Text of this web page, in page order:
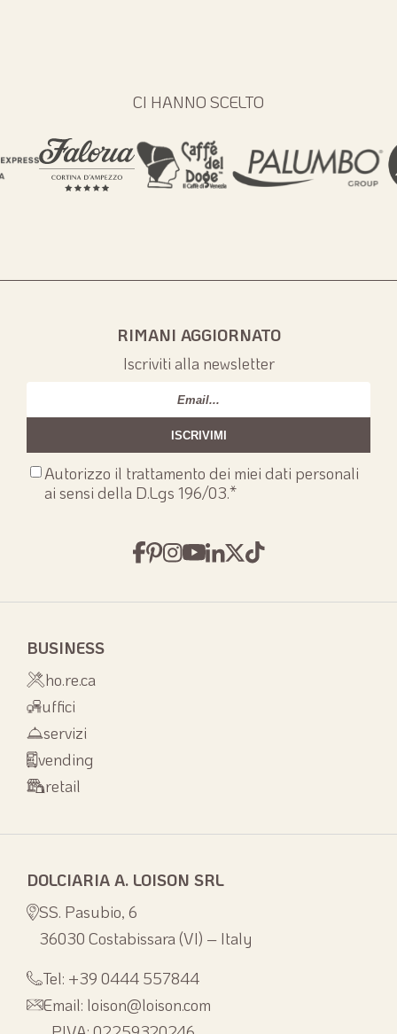
CI HANNO SCELTO
DOLCIARIA A. LOISON SRL
SS. Pasubio, 6
36030 Costabissara (VI) – Italy
Tel: +39 0444 557844
Email: loison@loison.com
RIMANI AGGIORNATO
Iscriviti alla newsletter
Consenso
privacy*
Autorizzo il trattamento dei miei dati personali
ai sensi della D.Lgs 196/03.*
BUSINESS
ho.re.ca
uffici
servizi
vending
retail